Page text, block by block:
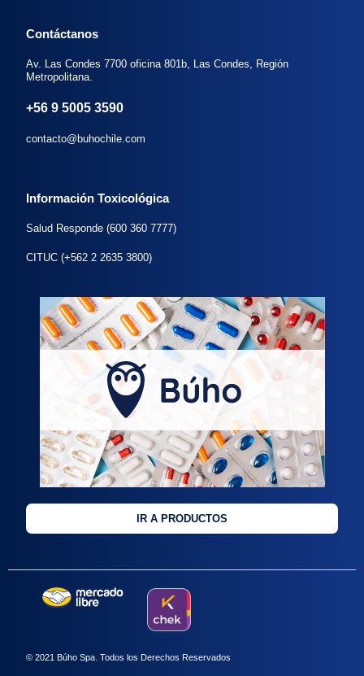
Contáctanos
Av. Las Condes 7700 oficina 801b, Las Condes, Región
Metropolitana.
+56 9 5005 3590
contacto@buhochile.com
Información Toxicológica
Salud Responde (600 360 7777)
CITUC (+562 2 2635 3800)
IR A PRODUCTOS
© 2021 Búho Spa. Todos los Derechos Reservados